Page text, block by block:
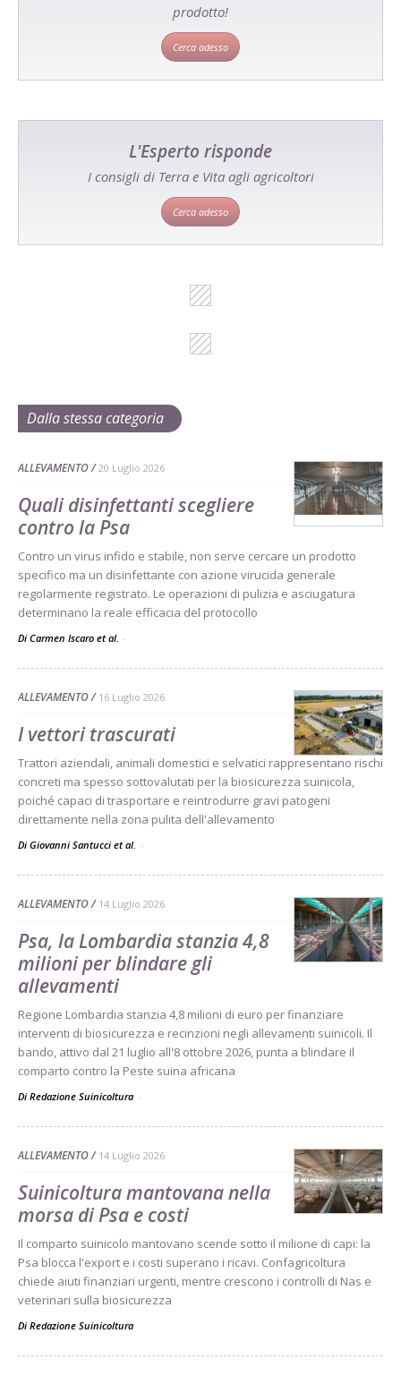
prodotto!
Cerca adesso
L'Esperto risponde
I consigli di Terra e Vita agli agricoltori
Cerca adesso
Dalla stessa categoria
ALLEVAMENTO 20 Luglio 2026
Quali disinfettanti scegliere
contro la Psa
Contro un virus infido e stabile, non serve cercare un prodotto
specifico ma un disinfettante con azione virucida generale
regolarmente registrato. Le operazioni di pulizia e asciugatura
determinano la reale efficacia del protocollo
Di Carmen Iscaro et al. -
ALLEVAMENTO 16 Luglio 2026
I vettori trascurati
Trattori aziendali, animali domestici e selvatici rappresentano rischi
concreti ma spesso sottovalutati per la biosicurezza suinicola,
poiché capaci di trasportare e reintrodurre gravi patogeni
direttamente nella zona pulita dell'allevamento
Di Giovanni Santucci et al. -
ALLEVAMENTO 14 Luglio 2026
Psa, la Lombardia stanzia 4,8
milioni per blindare gli
allevamenti
Regione Lombardia stanzia 4,8 milioni di euro per finanziare
interventi di biosicurezza e recinzioni negli allevamenti suinicoli. Il
bando, attivo dal 21 luglio all'8 ottobre 2026, punta a blindare il
comparto contro la Peste suina africana
Di Redazione Suinicoltura -
ALLEVAMENTO 14 Luglio 2026
Suinicoltura mantovana nella
morsa di Psa e costi
Il comparto suinicolo mantovano scende sotto il milione di capi: la
Psa blocca l'export e i costi superano i ricavi. Confagricoltura
chiede aiuti finanziari urgenti, mentre crescono i controlli di Nas e
veterinari sulla biosicurezza
Di Redazione Suinicoltura